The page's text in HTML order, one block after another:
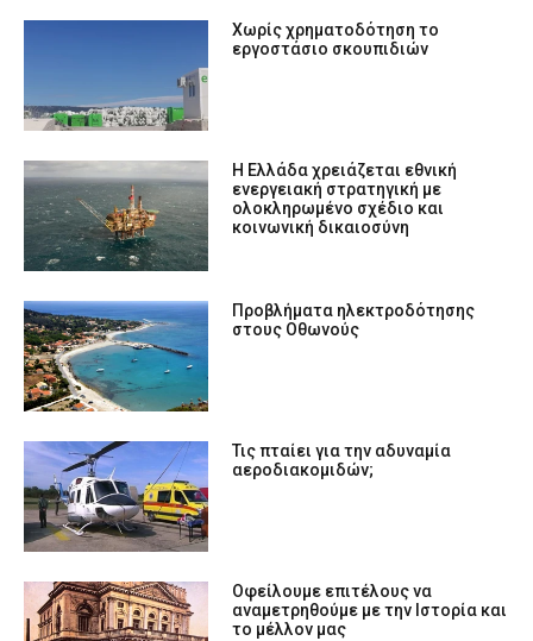
Χωρίς χρηματοδότηση το
εργοστάσιο σκουπιδιών
Η Ελλάδα χρειάζεται εθνική
ενεργειακή στρατηγική με
ολοκληρωμένο σχέδιο και
κοινωνική δικαιοσύνη
Προβλήματα ηλεκτροδότησης
στους Οθωνούς
Τις πταίει για την αδυναμία
αεροδιακομιδών;
Οφείλουμε επιτέλους να
αναμετρηθούμε με την Ιστορία και
το μέλλον μας